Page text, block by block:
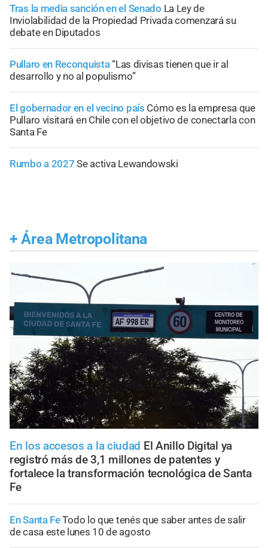
Tras la media sanción en el Senado La Ley de
Inviolabilidad de la Propiedad Privada comenzará su
debate en Diputados
Pullaro en Reconquista“Las divisas tienen que ir al
desarrollo y no al populismo”
El gobernador en el vecino país Cómo es la empresa que
Pullaro visitará en Chile con el objetivo de conectarla con
Santa Fe
Rumbo a 2027 Se activa Lewandowski
+ Área Metropolitana
En los accesos a la ciudad El Anillo Digital ya
registró más de 3,1 millones de patentes y
fortalece la transformación tecnológica de Santa
Fe
En Santa FeTodo lo que tenés que saber antes de salir
de casa este lunes 10 de agosto